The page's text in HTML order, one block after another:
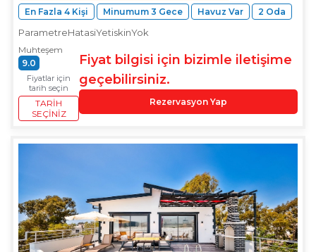
En Fazla 4 Kişi Minumum 3 Gece Havuz Var 2 Oda
ParametreHatasiYetiskinYok
Muhteşem
9.0
Fiyatlar için
tarih seçin
TARIH
SEÇINIZ
Fiyat bilgisi için bizimle iletişime
geçebilirsiniz.
Rezervasyon Yap